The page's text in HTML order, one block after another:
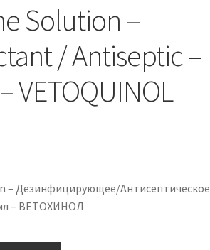
Solution –
/ Antiseptic –
VETOQUINOL
– Дезинфицирующее/Антисептическое
– ВЕТОХИНОЛ